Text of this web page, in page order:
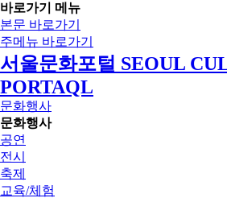
바로가기 메뉴
본문 바로가기
주메뉴 바로가기
서울문화포털 SEOUL
PORTAQL
문화행사
문화행사
공연
전시
축제
교육/체험